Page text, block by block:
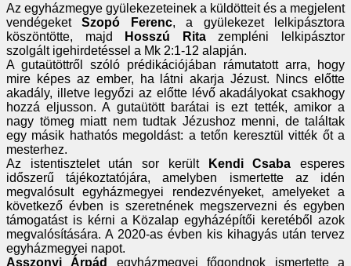
Az egyházmegye gyülekezeteinek a küldötteit és a megjelent
vendégeketSzopó Ferenc, a gyülekezet lelkipásztora
köszöntötte, majd
Hosszú Ritazempléni lelkipásztor
szolgált igehirdetéssel a Mk 2:1-12 alapján.
A gutaütöttről szóló prédikációjában rámutatott arra, hogy
mire képes az ember, ha látni akarja Jézust. Nincs előtte
akadály, illetve legyőzi az előtte lévő akadályokat csakhogy
hozzá eljusson. A gutaütött barátai is ezt tették, amikor a
nagy tömeg miatt nem tudtak Jézushoz menni, de találtak
egy másik hathatós megoldást: a tetőn keresztül vitték őt a
mesterhez.
Az istentisztelet után sor került
Kendi Csaba esperes
időszerű tájékoztatójára, amelyben ismertette az idén
megvalósult egyházmegyei rendezvényeket, amelyeket a
következő évben is szeretnének megszervezni és egyben
támogatást is kérni a Közalap egyházépítői keretéből azok
megvalósítására. A 2020-as évben kis kihagyás után tervez
egyházmegyei napot.
Asszonyi Árpád
egyházmegyei főgondnok ismertette a